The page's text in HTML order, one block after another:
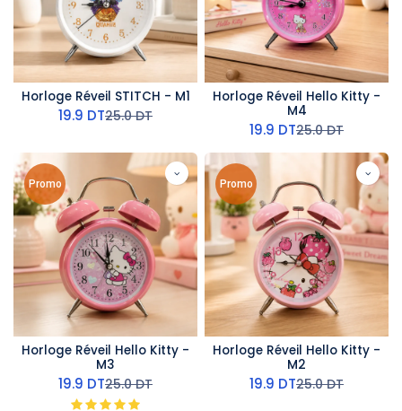
Horloge Réveil STITCH - M1
19.9 DT25.0DT
Horloge Réveil Hello Kitty -
M4
19.9 DT25.0DT
Promo
Horloge Réveil Hello Kitty -
M3
19.9 DT25.0DT
Promo
Horloge Réveil Hello Kitty -
M2
19.9 DT25.0DT